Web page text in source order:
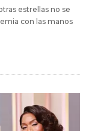
estrellas no se
con las manos